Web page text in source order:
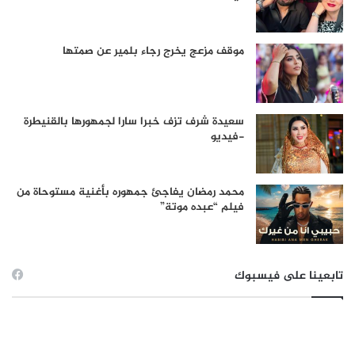
موقف مزعج يخرج رجاء بلمير عن صمتها
سعيدة شرف تزف خبرا سارا لجمهورها بالقنيطرة
-فيديو
محمد رمضان يفاجئ جمهوره بأغنية مستوحاة من
فيلم “عبده موتة”
تابعينا على فيسبوك